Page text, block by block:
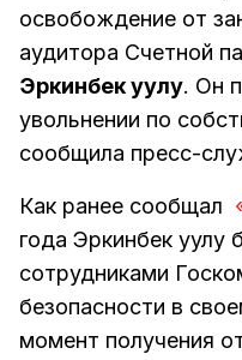
освобождение от
аудитора Счетной
Эркинбек уулу. Он
увольнении по
сообщила пресс-
Как ранее сообщал
года Эркинбек уулу
сотрудниками
безопасности в
момент получения